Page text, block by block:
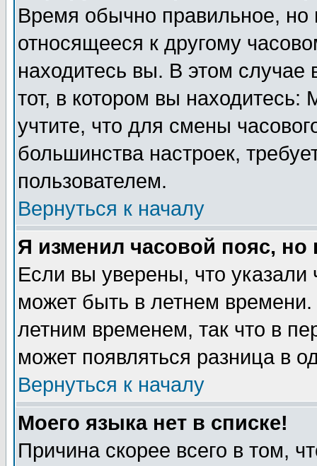
Время обычно правильное,
относящееся к другому
находитесь вы. В этом
тот, в котором вы
учтите, что для смены
большинства настроек,
пользователем.
Вернуться к началу
Я изменил часовой пояс,
Если вы уверены, что указали
может быть в летнем
летним временем, так что в
может появляться разница в
Вернуться к началу
Моего языка нет в списке!
Причина скорее всего в том,